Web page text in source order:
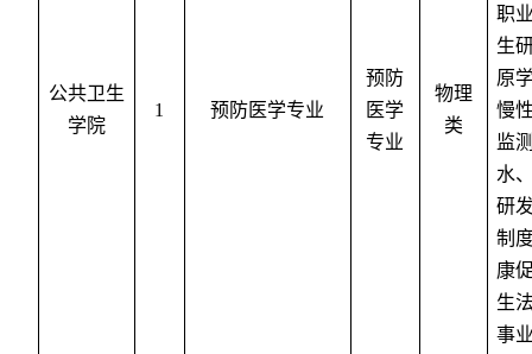
公共卫生
学院
1 预防医学专业
预防
医学
专业
物理
类
职
生
原
慢
监
水
研
制
康
生
事